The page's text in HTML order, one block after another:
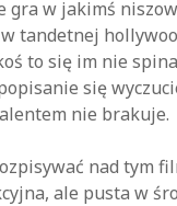
gra w jakimś
tandetnej
to się im nie
się
nie brakuje.
nad tym
ale pusta w